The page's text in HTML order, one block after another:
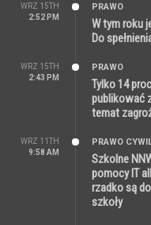
WRZ 15TH
2:52 PM
PRAWO
W tym roku
Do
WRZ 15TH
2:43 PM
PRAWO
Tylko 14
publikować
temat
WRZ 11TH
9:58 AM
PRAWO
Szkolne
pomocy IT
rzadko są
szkoły